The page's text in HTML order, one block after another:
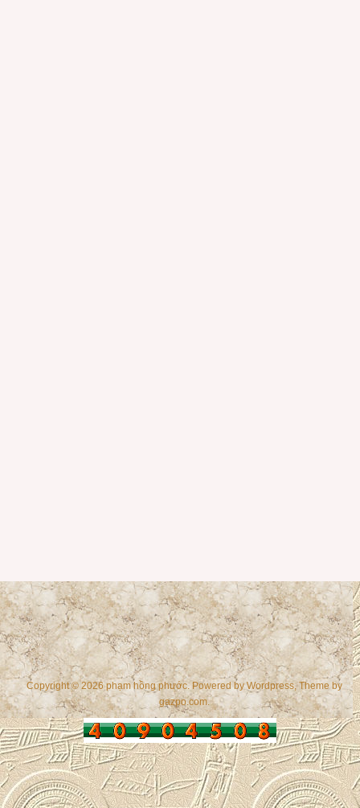
Copyright © 2026 phạm hồng phước. Powered byWordpress, Theme by
gazpo.com.